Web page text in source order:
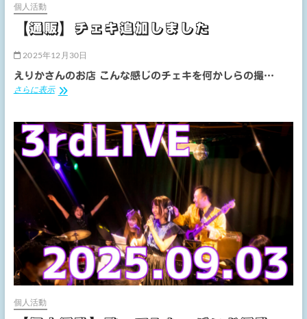
個人活動
【通販】チェキ追加しました
2025年12月30日
えりかさんのお店 こんな感じのチェキを何かしらの撮…
さらに表示【通
ェ
キ
追
加
し
ま
し
た
個人活動